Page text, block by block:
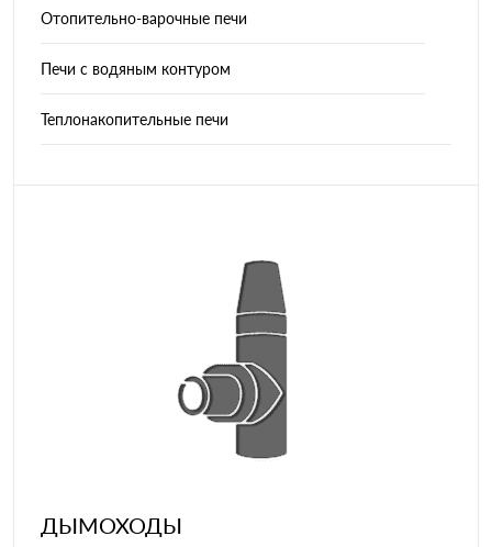
Отопительно-варочные печи
Печи с водяным контуром
Теплонакопительные печи
ДЫМОХОДЫ